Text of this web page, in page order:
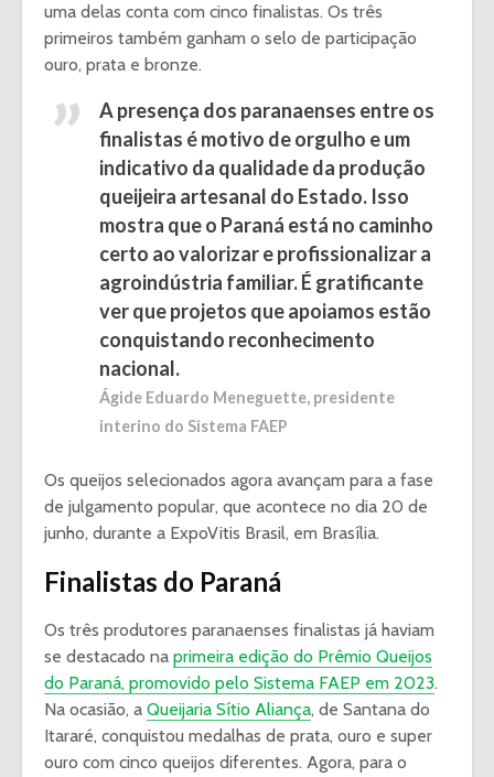
uma delas conta com cinco finalistas. Os três
primeiros também ganham o selo de participação
ouro, prata e bronze.
A presença dos paranaenses entre os
finalistas é motivo de orgulho e um
indicativo da qualidade da produção
queijeira artesanal do Estado. Isso
mostra que o Paraná está no caminho
certo ao valorizar e profissionalizar a
agroindústria familiar. É gratificante
ver que projetos que apoiamos estão
conquistando reconhecimento
nacional.
Ágide Eduardo Meneguette, presidente
interino do Sistema FAEP
Os queijos selecionados agora avançam para a fase
de julgamento popular, que acontece no dia 20 de
junho, durante a ExpoVitis Brasil, em Brasília.
Finalistas do Paraná
Os três produtores paranaenses finalistas já haviam
se destacado na primeira edição do Prêmio Queijos
do Paraná, promovido pelo Sistema FAEP em 2023.
Na ocasião, a Queijaria Sítio Aliança, de Santana do
Itararé, conquistou medalhas de prata, ouro e super
ouro com cinco queijos diferentes. Agora, para o